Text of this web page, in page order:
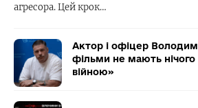
агресора. Цей крок…
Актор і офіцер
фільми не мають нічого
війною»